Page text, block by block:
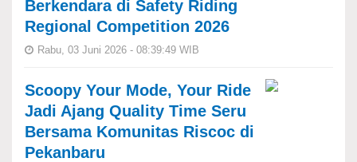
Berkendara di Safety Riding
Regional Competition 2026
Rabu, 03 Juni 2026 - 08:39:49 WIB
Scoopy Your Mode, Your Ride
Jadi Ajang Quality Time Seru
Bersama Komunitas Riscoc di
Pekanbaru